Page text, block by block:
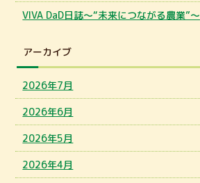
VIVA DaD日誌～“未来につながる農業”～
アーカイブ
2026年7月
2026年6月
2026年5月
2026年4月